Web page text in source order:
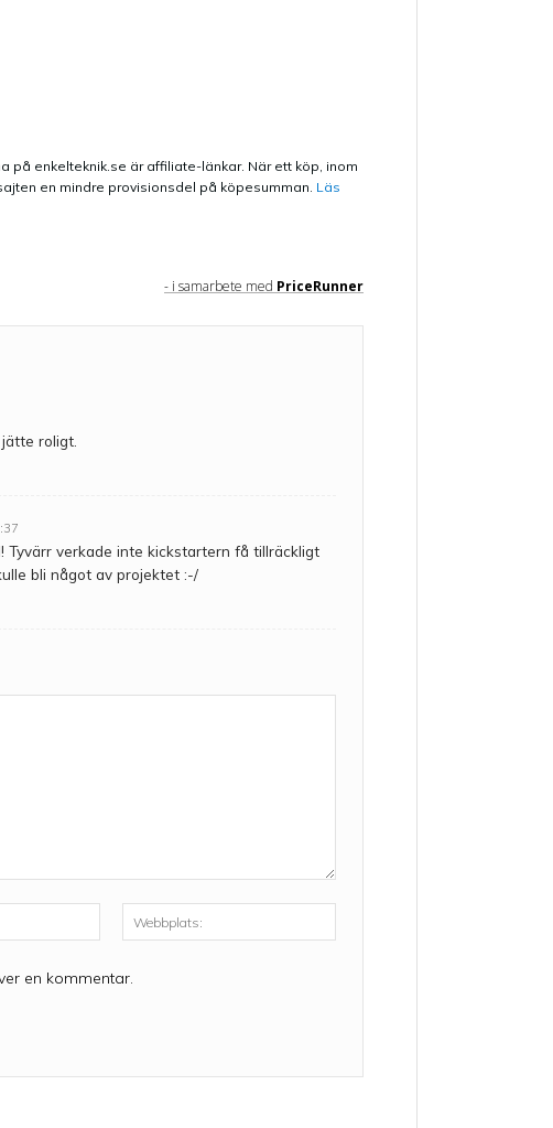
på enkelteknik.se är affiliate-länkar. När ett köp, inom
en mindre provisionsdel på köpesumman. Läs
- i samarbete med PriceRunner
roligt.
Tyvärr verkade inte kickstartern få tillräckligt
bli något av projektet :-/
post:*
en kommentar.